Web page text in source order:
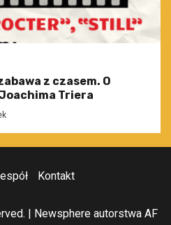
z czasem. O
Triera
Kontakt
Newsphere autorstwa AF